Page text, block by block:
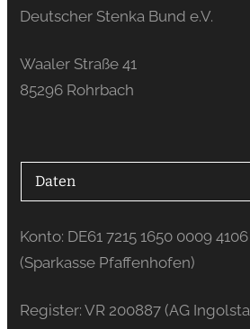
Deutscher Stenka Bund e.V.
Waaler Straße 41
85296 Rohrbach
Daten
Konto: DE61 7215 1650 0009 4106
(Sparkasse Pfaffenhofen)
Register: VR 200887 (AG